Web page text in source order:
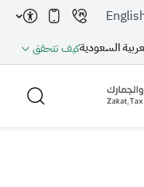
السعوديةكيف تتحقق